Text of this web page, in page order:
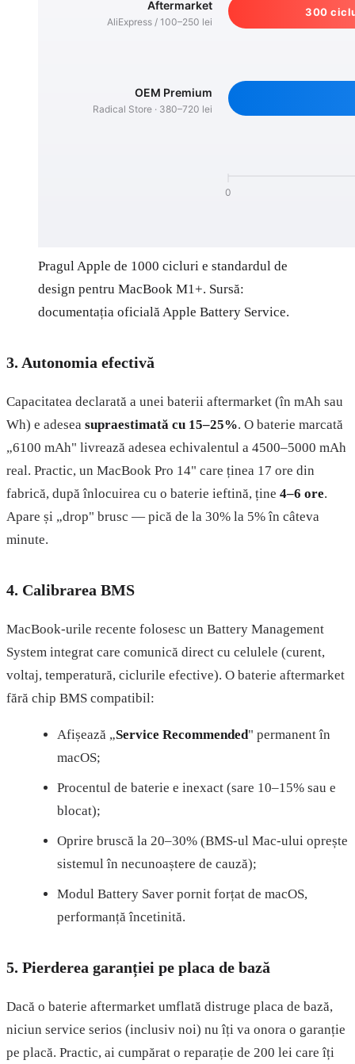
Pragul Apple de 1000 cicluri e standardul de
design pentru MacBook M1+. Sursă:
documentația oficială Apple Battery Service.
3. Autonomia efectivă
Capacitatea declarată a unei baterii aftermarket (în mAh sau
Wh) e adesea supraestimată cu 15–25%. O baterie marcată
„6100 mAh" livrează adesea echivalentul a 4500–5000 mAh
real. Practic, un MacBook Pro 14" care ținea 17 ore din
fabrică, după înlocuirea cu o baterie ieftină, ține 4–6 ore.
Apare și „drop" brusc — pică de la 30% la 5% în câteva
minute.
4. Calibrarea BMS
MacBook-urile recente folosesc un Battery Management
System integrat care comunică direct cu celulele (curent,
voltaj, temperatură, ciclurile efective). O baterie aftermarket
fără chip BMS compatibil:
Afișează „Service Recommended" permanent în
macOS;
Procentul de baterie e inexact (sare 10–15% sau e
blocat);
Oprire bruscă la 20–30% (BMS-ul Mac-ului oprește
sistemul în necunoaștere de cauză);
Modul Battery Saver pornit forțat de macOS,
performanță încetinită.
5. Pierderea garanției pe placa de bază
Dacă o baterie aftermarket umflată distruge placa de bază,
niciun service serios (inclusiv noi) nu îți va onora o garanție
pe placă. Practic, ai cumpărat o reparație de 200 lei care îți